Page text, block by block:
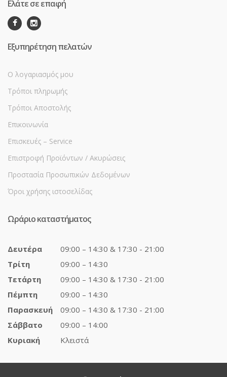
Ελάτε σε επαφή
Εξυπηρέτηση πελατών
Ο λογαριασμός μου
Τρόποι πληρωμής
Τρόποι Αποστολής
Επικοινωνία
Επισκευές – Service
Επιστροφή Προϊόντων / Ακυρώσεις
Προστασία Προσωπικών Δεδομένων
Όροι χρήσης ιστοσελίδας
Ωράριο καταστήματος
Δευτέρα
09:00 – 14:30 & 17:30 - 21:00
Τρίτη
09:00 – 14:30
Τετάρτη
09:00 – 14:30 & 17:30 - 21:00
Πέμπτη
09:00 – 14:30
Παρασκευή
09:00 – 14:30 & 17:30 - 21:00
Σάββατο
09:00 – 14:00
Κυριακή
Κλειστά